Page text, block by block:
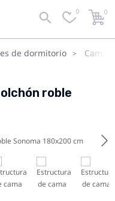
0 0
de dormitorio Camas
roble